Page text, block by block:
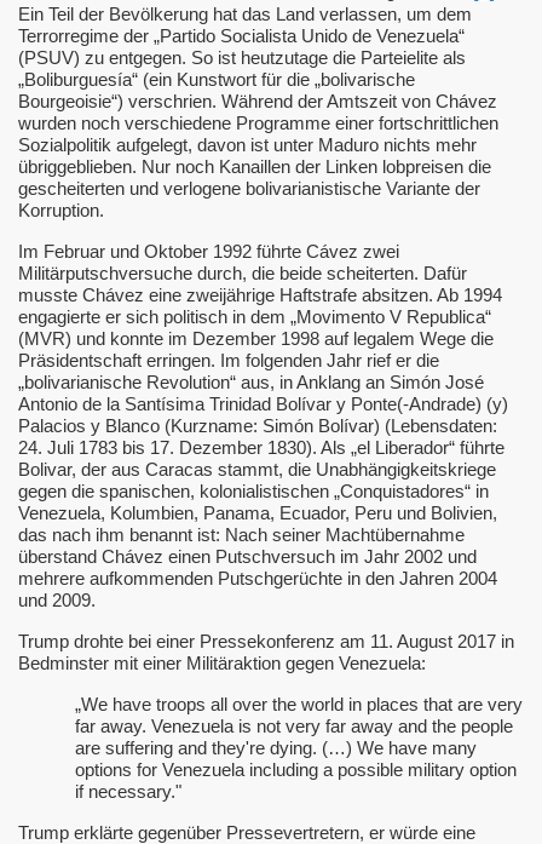
Ein Teil der Bevölkerung hat das Land verlassen, um dem
Terrorregime der „Partido Socialista Unido de Venezuela“
(PSUV) zu entgegen. So ist heutzutage die Parteielite als
„Boliburguesía“ (ein Kunstwort für die „bolivarische
Bourgeoisie“) verschrien. Während der Amtszeit von Chávez
wurden noch verschiedene Programme einer fortschrittlichen
Sozialpolitik aufgelegt, davon ist unter Maduro nichts mehr
übriggeblieben. Nur noch Kanaillen der Linken lobpreisen die
gescheiterten und verlogene bolivarianistische Variante der
Korruption.
Im Februar und Oktober 1992 führte Cávez zwei
Militärputschversuche durch, die beide scheiterten. Dafür
musste Chávez eine zweijährige Haftstrafe absitzen. Ab 1994
engagierte er sich politisch in dem „Movimento V Republica“
(MVR) und konnte im Dezember 1998 auf legalem Wege die
Präsidentschaft erringen. Im folgenden Jahr rief er die
„bolivarianische Revolution“ aus, in Anklang an Simón José
Antonio de la Santísima Trinidad Bolívar y Ponte(-Andrade) (y)
Palacios y Blanco (Kurzname: Simón Bolívar) (Lebensdaten:
24. Juli 1783 bis 17. Dezember 1830). Als „el Liberador“ führte
Bolivar, der aus Caracas stammt, die Unabhängigkeitskriege
gegen die spanischen, kolonialistischen „Conquistadores“ in
Venezuela, Kolumbien, Panama, Ecuador, Peru und Bolivien,
das nach ihm benannt ist: Nach seiner Machtübernahme
überstand Chávez einen Putschversuch im Jahr 2002 und
mehrere aufkommenden Putschgerüchte in den Jahren 2004
und 2009.
Trump drohte bei einer Pressekonferenz am 11. August 2017 in
Bedminster mit einer Militäraktion gegen Venezuela:
„We have troops all over the world in places that are very
far away. Venezuela is not very far away and the people
are suffering and they're dying. (…) We have many
options for Venezuela including a possible military option
if necessary."
Trump erklärte gegenüber Pressevertretern, er würde eine
Russl